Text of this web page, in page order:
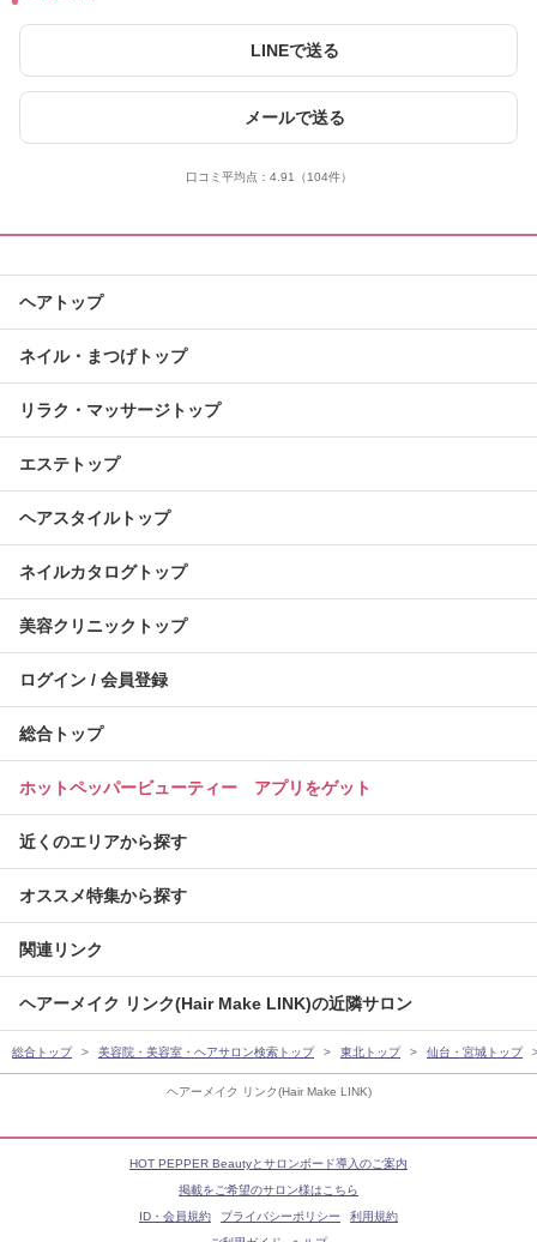
ヘアーメイク リンク(Hair Make LINK)
LINEで送る
メールで送る
口コミ平均点： 4.91 （104件）
ヘアトップ
ネイル・まつげトップ
リラク・マッサージトップ
エステトップ
ヘアスタイルトップ
ネイルカタログトップ
美容クリニックトップ
ログイン / 会員登録
総合トップ
ホットペッパービューティー アプリをゲット
近くのエリアから探す
オススメ特集から探す
関連リンク
ヘアーメイク リンク(Hair Make LINK)の近隣サロン
総合トップ 美容院・美容室・ヘアサロン検索トップ 東北トップ 仙台・宮城トップ
HOT PEPPER Beautyとサロンボード導入のご案内
掲載をご希望のサロン様はこちら
ID・会員規約
プライバシーポリシー
利用規約